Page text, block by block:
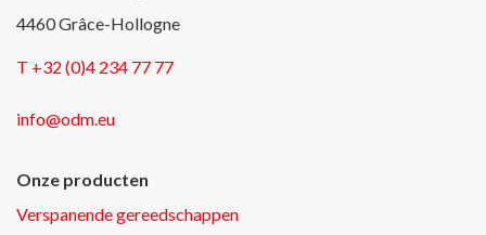
4460 Grâce-Hollogne
T +32 (0)4 234 77 77
info@odm.eu
Onze producten
Verspanende gereedschappen